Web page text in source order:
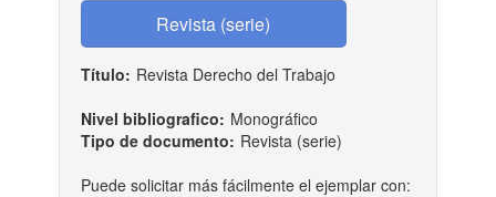
Título: Revista Derecho del Trabajo
Nivel bibliografico: Monográfico
Tipo de documento: Revista (serie)
Puede solicitar más fácilmente el ejemplar con: